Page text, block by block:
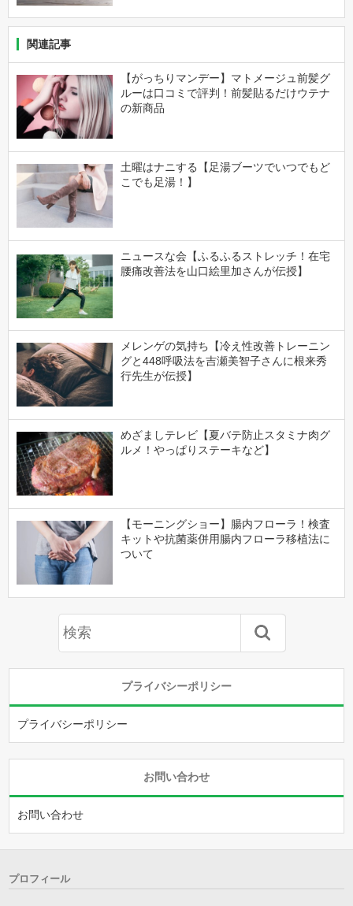
関連記事
【がっちりマンデー】マトメージュ前髪グ
ルーは口コミで評判！前髪貼るだけウテナ
の新商品
土曜はナニする【足湯ブーツでいつでもど
こでも足湯！】
ニュースな会【ふるふるストレッチ！在宅
腰痛改善法を山口絵里加さんが伝授】
メレンゲの気持ち【冷え性改善トレーニン
グと448呼吸法を吉瀬美智子さんに根来秀
行先生が伝授】
めざましテレビ【夏バテ防止スタミナ肉グ
ルメ！やっぱりステーキなど】
【モーニングショー】腸内フローラ！検査
キットや抗菌薬併用腸内フローラ移植法に
ついて
プライバシーポリシー
プライバシーポリシー
お問い合わせ
お問い合わせ
プロフィール